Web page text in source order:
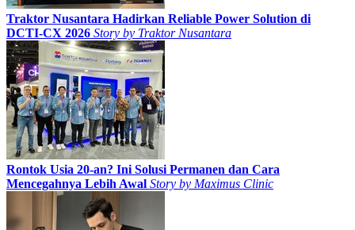
Traktor Nusantara Hadirkan Reliable Power Solution di
DCTI-CX 2026 Story by Traktor Nusantara
Rontok Usia 20-an? Ini Solusi Permanen dan Cara
Mencegahnya Lebih Awal Story by Maximus Clinic